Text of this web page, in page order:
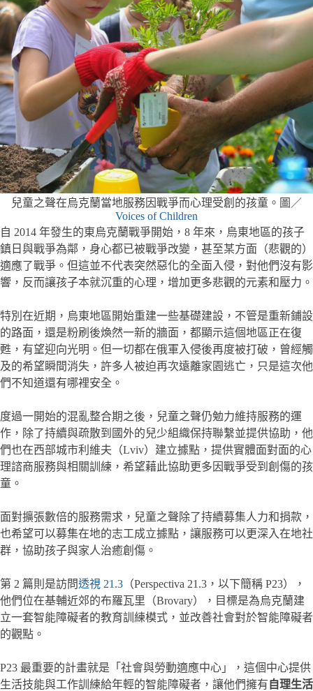
兒童之聲在烏克蘭當地服務因戰爭而心理受創的孩童。圖／
Voices of Children
自 2014 年發生的東烏克蘭戰爭開始，8 年來，烏東地區的孩子
鎮日與戰爭為鄰，身心都已被戰爭改變，甚至某方面（悲觀的）
適應了戰爭。但這並不代表突然惡化的全面入侵，對他們沒有影
響，反而讓孩子本就沉重的心理，增加更多悲觀的元素和壓力。
特別在近期，烏東地區開始重建一些基礎建設，不管是重新鋪設
的路面，還是粉刷後煥然一新的牆面，都顯示這個地區正在復
甦，有望迎向光明。但一切都在俄軍入侵後再度被打破，曾經觸
及的希望瞬間消失，許多人被迫再次遠離家園逃亡，只是這次他
們不知道還有哪裡安全。
度過一開始的混亂整合期之後，兒童之聲仍勉力維持服務的運
作，除了持續與疏散到國外的兒少組織保持聯繫並提供協助，他
們也在西部城市利維夫（Lviv）建立據點，提供實體面對面的心
理諮商服務與相關訓練，希望藉此協助更多因戰爭受到創傷的孩
童。
面對擴張數倍的服務需求，兒童之聲除了持續募集人力和捐款，
也希望可以募集在地的志工成立據點，讓服務可以更深入在地社
群，協助孩子與家人治癒創傷。
第 2 篇則是訪問透視 21.3 （Perspectiva 21.3，以下簡稱 P23），
他們位在基輔近郊的布羅瓦里（Brovary），目標是為烏克蘭建
立一套智能障礙者的教育訓練模式，並改善社會對於智能障礙者
的觀點。
P23 最重要的計畫就是「社會與勞動適應中心」，這個中心提供
生活技能與工作訓練給年輕的智能障礙者，讓他們擁有 自理生活